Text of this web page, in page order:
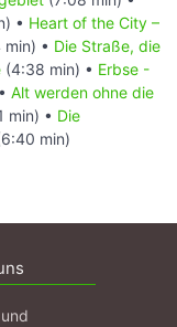
• Heart of the City –
• Die Straße, die
(4:38 min) • Erbse -
Alt werden ohne die
min) • Die
min)